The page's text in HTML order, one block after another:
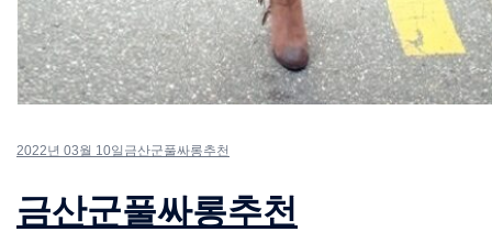
2022년 03월 10일 금산군풀싸롱추천
금산군풀싸롱추천